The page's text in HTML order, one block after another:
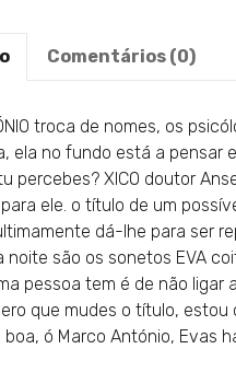
Comentários (0)
troca de nomes, os
ela no fundo está a pensar
percebes? XICO doutor
ele. o título de um
dá-lhe para ser
noite são os sonetos EVA
pessoa tem é de não ligar
que mudes o título,
ó Marco António, Evas